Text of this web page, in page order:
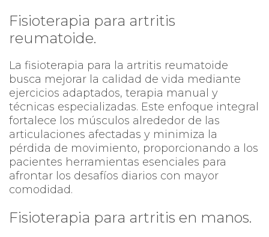
Fisioterapia para artritis
reumatoide.
La fisioterapia para la artritis reumatoide
busca mejorar la calidad de vida mediante
ejercicios adaptados, terapia manual y
técnicas especializadas. Este enfoque integral
fortalece los músculos alrededor de las
articulaciones afectadas y minimiza la
pérdida de movimiento, proporcionando a los
pacientes herramientas esenciales para
afrontar los desafíos diarios con mayor
comodidad.
Fisioterapia para artritis en manos.